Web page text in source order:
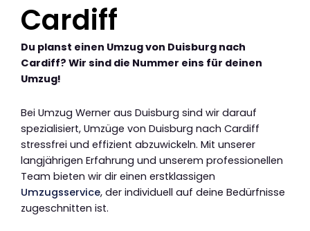
Cardiff
Du planst einen Umzug von Duisburg nach
Cardiff? Wir sind die Nummer eins für deinen
Umzug!
Bei Umzug Werner aus Duisburg sind wir darauf
spezialisiert, Umzüge von Duisburg nach Cardiff
stressfrei und effizient abzuwickeln. Mit unserer
langjährigen Erfahrung und unserem professionellen
Team bieten wir dir einen erstklassigen
Umzugsservice, der individuell auf deine Bedürfnisse
zugeschnitten ist.